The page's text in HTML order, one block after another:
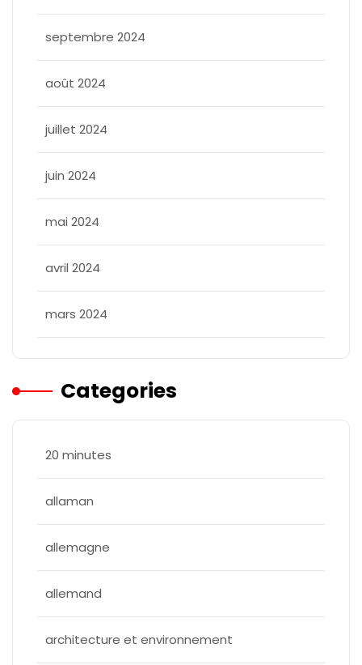
septembre 2024
août 2024
juillet 2024
juin 2024
mai 2024
avril 2024
mars 2024
Categories
20 minutes
allaman
allemagne
allemand
architecture et environnement